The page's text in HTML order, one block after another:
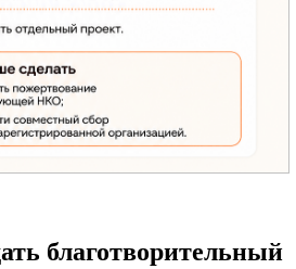
благотворительный